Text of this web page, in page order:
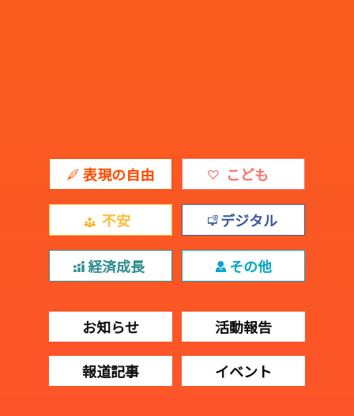
表現の自由 こども
不安 デジタル
経済成長 その他
お知らせ 活動報告
報道記事 イベント